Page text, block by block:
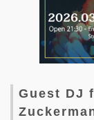
Guest DJ